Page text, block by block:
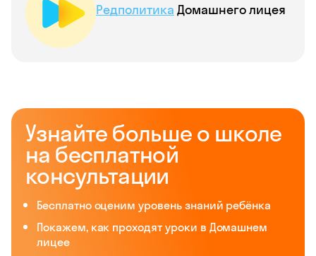
Редполитика Домашнего лицея
Узнайте больше о школе
на бесплатной
консультации
Бесплатно оценим уровень знаний ребёнка
Покажем, как проходят уроки в Домашнем
лицее